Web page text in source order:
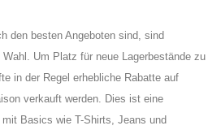
den besten Angeboten sind, sind
Um Platz für neue Lagerbestände zu
in der Regel erhebliche Rabatte auf
verkauft werden. Dies ist eine
Basics wie T-Shirts, Jeans und